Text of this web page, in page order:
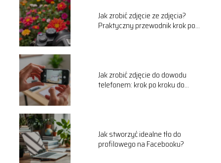
Jak zrobić zdjęcie ze zdjęcia?
Praktyczny przewodnik krok po
Jak zrobić zdjęcie do dowodu
telefonem: krok po kroku do
Jak stworzyć idealne tło do
profilowego na Facebooku?